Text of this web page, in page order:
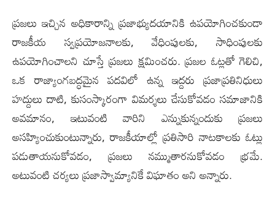
ప్రజలు ఇచ్చిన అధికారాన్ని ప్రజాభ్యుదయానికి ఉపయోగించకుండా
రాజకీయ స్వప్రయోజనాలకు, వేధింపులకు, సాధింపులకు
ఉపయోగించాలని చూస్తే ప్రజలు క్షమించరు. ప్రజల ఓట్లతో గెలిచి,
ఒక రాజ్యాంగబద్ధమైన పదవిలో ఉన్న ఇద్దరు ప్రజాప్రతినిధులు
హద్దులు దాటి, కుసంస్కారంగా విమర్శలు చేసుకోవడం సమాజానికి
అవమానం, ఇటువంటి వారిని ఎన్నుకున్నందుకు ప్రజలు
అసహ్యించుకుంటున్నారు, రాజకీయాల్లో ప్రతిసారి నాటకాలకు ఓట్లు
పడుతాయనుకోవడం, ప్రజలు నమ్ముతారనుకోవడం భ్రమే.
అటువంటి చర్యలు ప్రజాస్వామ్యానికే విఘాతం అని అన్నారు.